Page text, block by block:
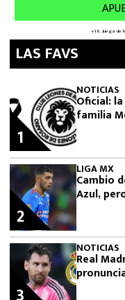
LAS FAVS
NOTICIAS
Oficial:
familia
1
LIGA MX
Cambio
Azul,
2
NOTICIAS
Real